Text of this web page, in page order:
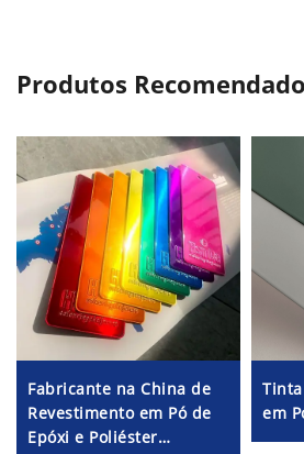
Produtos
Fabricante na China de
Revestimento em Pó de
Epóxi e Poliéster
em